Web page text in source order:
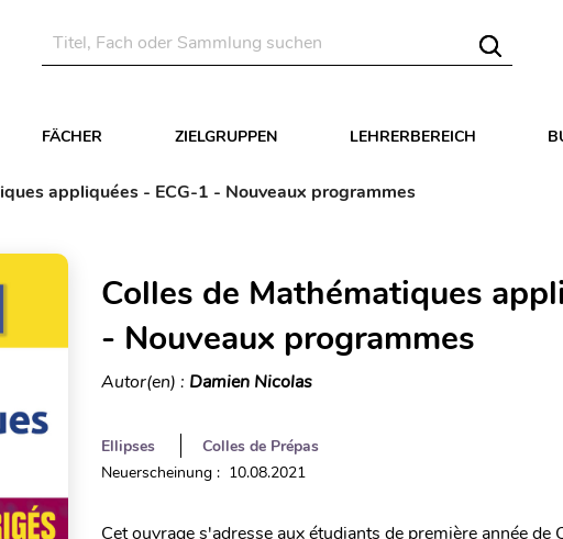
FÄCHER ZIELGRUPPEN LEHRERBEREICH
appliquées - ECG-1 - Nouveaux programmes
Colles de Mathématiques
- Nouveaux programmes
Autor(en) : Damien Nicolas
Ellipses
Colles de Prépas
Neuerscheinung : 10.08.2021
Cet ouvrage s'adresse aux étudiants de première année de